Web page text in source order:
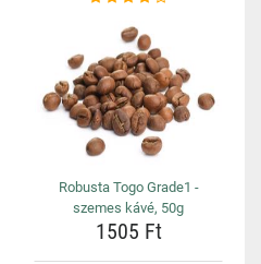
Robusta Togo Grade1 -
szemes kávé, 50g
1505 Ft